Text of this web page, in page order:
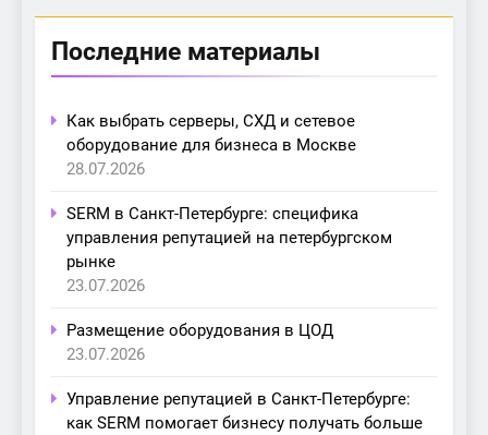
Последние материалы
Как выбрать серверы, СХД и сетевое
оборудование для бизнеса в Москве
28.07.2026
SERM в Санкт-Петербурге: специфика
управления репутацией на петербургском
рынке
23.07.2026
Размещение оборудования в ЦОД
23.07.2026
Управление репутацией в Санкт-Петербурге:
как SERM помогает бизнесу получать больше